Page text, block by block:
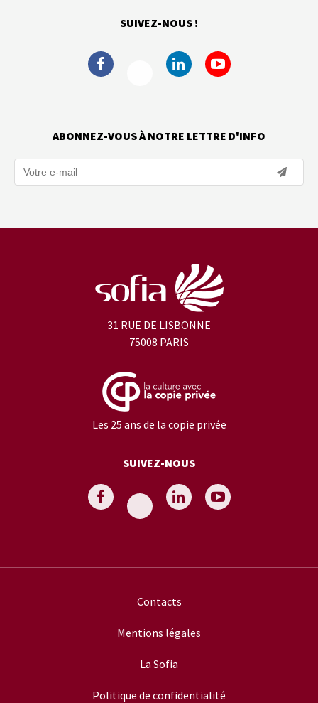
SUIVEZ-NOUS !
ABONNEZ-VOUS À NOTRE LETTRE D'INFO
31 RUE DE LISBONNE
75008 PARIS
Les 25 ans de la copie privée
SUIVEZ-NOUS
Contacts
Mentions légales
La Sofia
Politique de confidentialité